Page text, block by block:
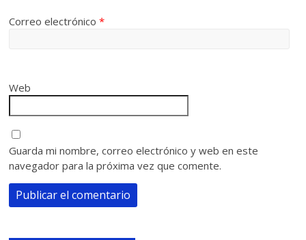
Correo electrónico*
Web
Guarda mi nombre, correo electrónico y web en este
navegador para la próxima vez que comente.